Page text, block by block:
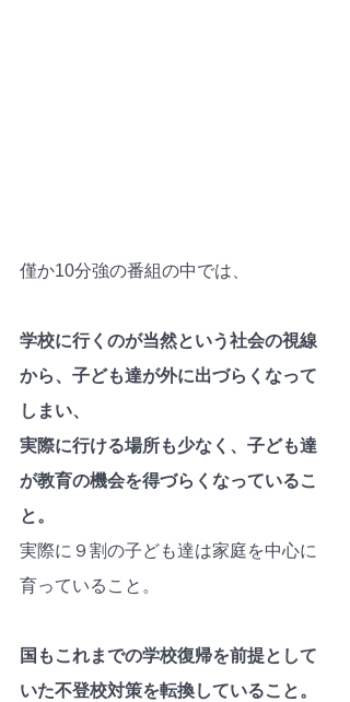
僅か10分強の番組の中では、
学校に行くのが当然という社会の視線
から、子ども達が外に出づらくなって
しまい、
実際に行ける場所も少なく、子ども達
が教育の機会を得づらくなっているこ
と。
実際に９割の子ども達は家庭を中心に
育っていること。
国もこれまでの学校復帰を前提として
いた不登校対策を転換していること。